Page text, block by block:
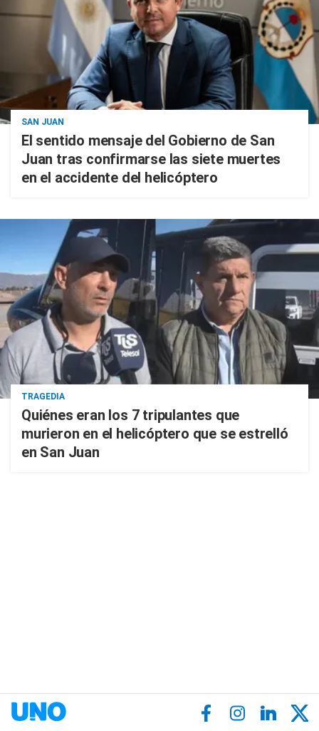
SAN JUAN
El sentido mensaje del Gobierno de San
Juan tras confirmarse las siete muertes
en el accidente del helicóptero
TRAGEDIA
Quiénes eran los 7 tripulantes que
murieron en el helicóptero que se estrelló
en San Juan